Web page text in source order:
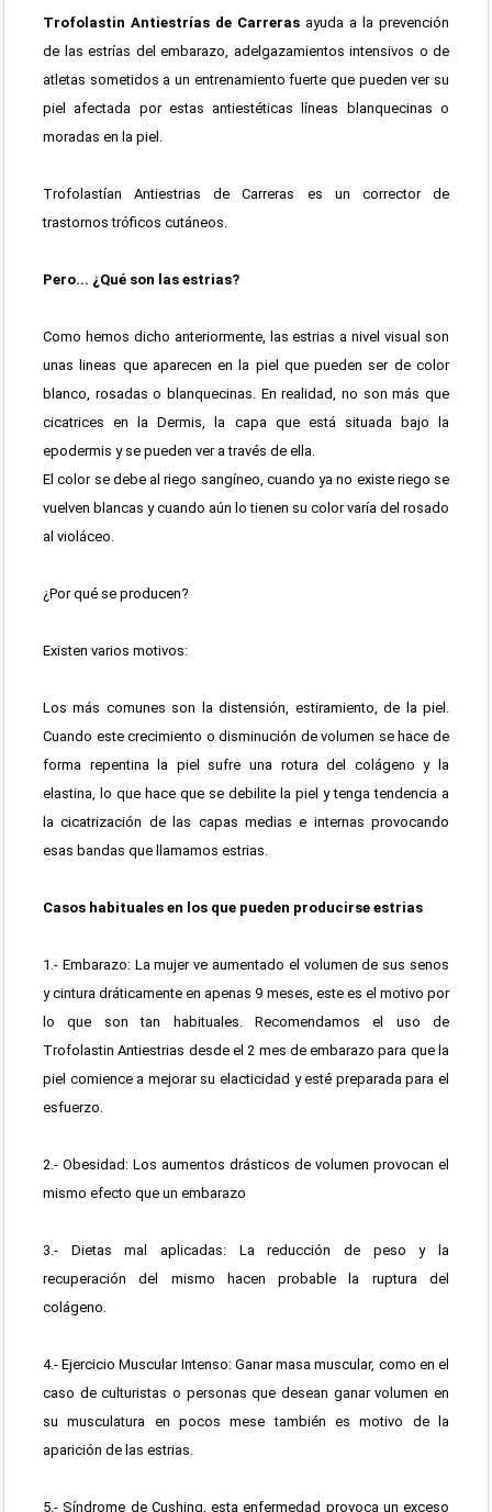
Trofolastin Antiestrías de Carreras ayuda a la prevención
de las estrías del embarazo, adelgazamientos intensivos o de
atletas sometidos a un entrenamiento fuerte que pueden ver su
piel afectada por estas antiestéticas líneas blanquecinas o
moradas en la piel.
Trofolastían Antiestrias de Carreras es un corrector de
trastornos tróficos cutáneos.
Pero... ¿Qué son las estrias?
Como hemos dicho anteriormente, las estrias a nivel visual son
unas lineas que aparecen en la piel que pueden ser de color
blanco, rosadas o blanquecinas. En realidad, no son más que
cicatrices en la Dermis, la capa que está situada bajo la
epodermis y se pueden ver a través de ella.
El color se debe al riego sangíneo, cuando ya no existe riego se
vuelven blancas y cuando aún lo tienen su color varía del rosado
al violáceo.
¿Por qué se producen?
Existen varios motivos:
Los más comunes son la distensión, estiramiento, de la piel.
Cuando este crecimiento o disminución de volumen se hace de
forma repentina la piel sufre una rotura del colágeno y la
elastina, lo que hace que se debilite la piel y tenga tendencia a
la cicatrización de las capas medias e internas provocando
esas bandas que llamamos estrias.
Casos habituales en los que pueden producirse estrias
1.- Embarazo: La mujer ve aumentado el volumen de sus senos
y cintura dráticamente en apenas 9 meses, este es el motivo por
lo que son tan habituales. Recomendamos el uso de
Trofolastin Antiestrias desde el 2 mes de embarazo para que la
piel comience a mejorar su elacticidad y esté preparada para el
esfuerzo.
2.- Obesidad: Los aumentos drásticos de volumen provocan el
mismo efecto que un embarazo
3.- Dietas mal aplicadas: La reducción de peso y la
recuperación del mismo hacen probable la ruptura del
colágeno.
4.- Ejercicio Muscular Intenso: Ganar masa muscular, como en el
caso de culturistas o personas que desean ganar volumen en
su musculatura en pocos mese también es motivo de la
aparición de las estrias.
5.- Síndrome de Cushing, esta enfermedad provoca un exceso